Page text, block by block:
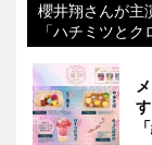
櫻井翔さんが主
「ハチミツと